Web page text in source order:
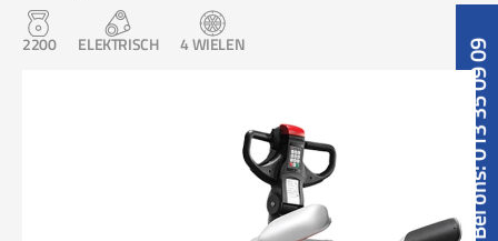
Bel ons: 013 35 09 09
2200 ELEKTRISCH 4 WIELEN